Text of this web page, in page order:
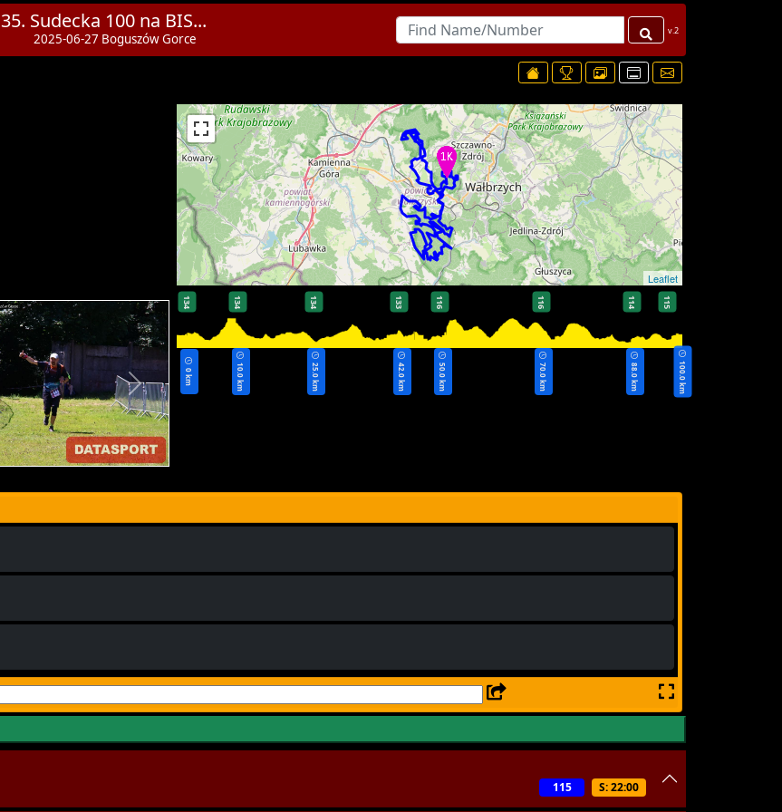
35. Sudecka 100 na BIS...
2025-06-27 Boguszów Gorce
v.2
Leaflet
0 km
134 134
10.0 km
134
25.0 km
133
42.0 km
116
50.0 km
116
70.0 km
114
88.0 km
115
100.0 km
S: 22:00
115